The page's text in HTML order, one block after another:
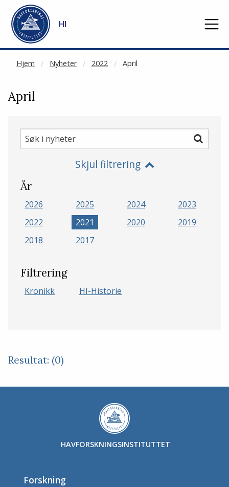
Gå til hovedinnhold
HI
Hjem Nyheter 2022 April
NOT CACHED
April
Søk
i
Søk
Skjul filtrering
År
2026 2025 2024
2023
2022
2021 2020
2019
2018
2017
Filtrering
Kronikk HI-Historie
Resultat: (0)
HAVFORSKNINGSINSTITUTTET
Forskning